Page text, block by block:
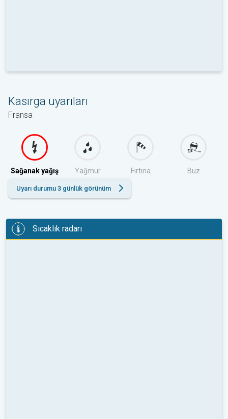
Kasırga uyarıları
Fransa
Sağanak yağış Yağmur Fırtına Buz
Uyarı durumu 3 günlük görünüm
Sıcaklık radarı